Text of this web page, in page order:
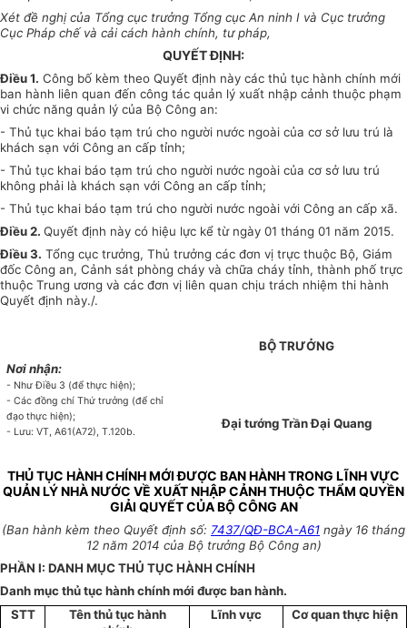
Xét đề nghị của Tổng cục trưởng Tổng cục An ninh I và Cục trưởng
Cục Pháp chế và cải cách hành chính, tư pháp,
QUYẾT ĐỊNH:
Điều 1. Công bố kèm theo Quyết định này các thủ tục hành chính mới
ban hành liên quan đến công tác quản lý xuất nhập cảnh thuộc phạm
vi chức năng quản lý của Bộ Công an:
- Thủ tục khai báo tạm trú cho người nước ngoài của cơ sở lưu trú là
khách sạn với Công an cấp tỉnh;
- Thủ tục khai báo tạm trú cho người nước ngoài của cơ sở lưu trú
không phải là khách sạn với Công an cấp tỉnh;
- Thủ tục khai báo tạm trú cho người nước ngoài với Công an cấp xã.
Điều 2. Quyết định này có hiệu lực kể từ ngày 01 tháng 01 năm 2015.
Điều 3. Tổng cục trưởng, Thủ trưởng các đơn vị trực thuộc Bộ, Giám
đốc Công an, Cảnh sát phòng cháy và chữa cháy tỉnh, thành phố trực
thuộc Trung ương và các đơn vị liên quan chịu trách nhiệm thi hành
Quyết định này./.
Nơi nhận:
- Như Điều 3 (để thực hiện);
- Các đồng chí Thứ trưởng (để chỉ
đạo thực hiện);
- Lưu: VT, A61(A72), T.120b.
BỘ TRƯỞNG
Đại tướng Trần Đại Quang
THỦ TỤC HÀNH CHÍNH MỚI ĐƯỢC BAN HÀNH TRONG LĨNH VỰC
QUẢN LÝ NHÀ NƯỚC VỀ XUẤT NHẬP CẢNH THUỘC THẨM QUYỀN
GIẢI QUYẾT CỦA BỘ CÔNG AN
(Ban hành kèm theo Quyết định số: 7437/QĐ-BCA-A61 ngày 16 tháng
12 năm 2014 của Bộ trưởng Bộ Công an)
PHẦN I: DANH MỤC THỦ TỤC HÀNH CHÍNH
Danh mục thủ tục hành chính mới được ban hành.
STT
Tên thủ tục hành
Lĩnh vực Cơ quan thực hiện